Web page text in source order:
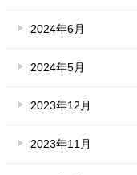
2024年6月
2024年5月
2023年12月
2023年11月